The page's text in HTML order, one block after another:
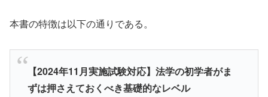
本書の特徴は以下の通りである。
【2024年11月実施試験対応】法学の初学者がま
ずは押さえておくべき基礎的なレベル